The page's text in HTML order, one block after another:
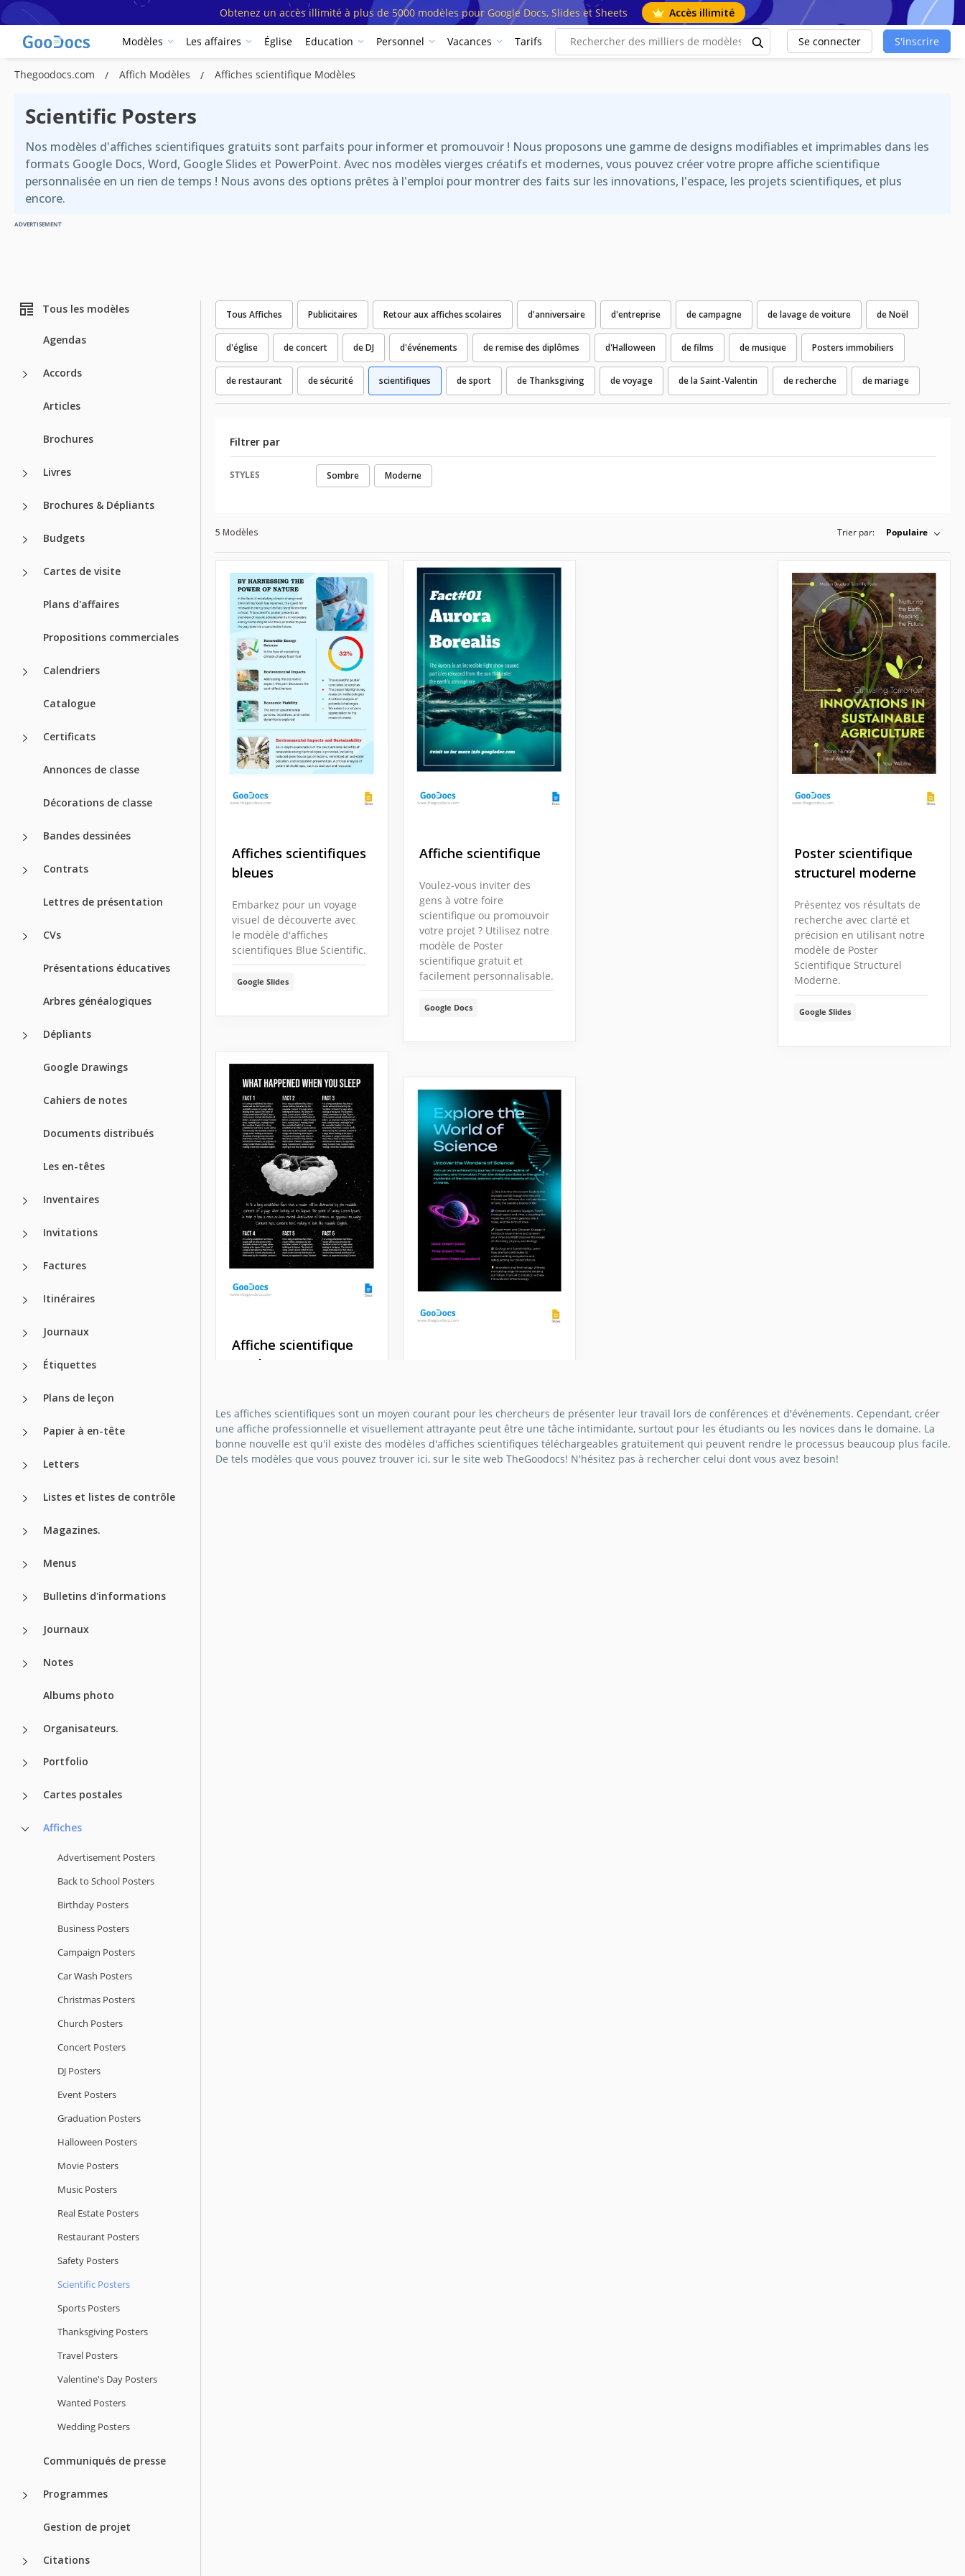
Obtenez un accès illimité à plus de 5000 modèles pour Google Docs, Slides et Sheets Accès illimité
Modèles Les affaires Église Education Personnel Vacances Tarifs Se connecter S'inscrire
Thegoodocs.com Affich Modèles Affiches scientifique Modèles
Scientific Posters
Nos modèles d'affiches scientifiques gratuits sont parfaits pour informer et promouvoir ! Nous proposons une gamme de designs modifiables et imprimables dans les
formats Google Docs, Word, Google Slides et PowerPoint. Avec nos modèles vierges créatifs et modernes, vous pouvez créer votre propre affiche scientifique
personnalisée en un rien de temps ! Nous avons des options prêtes à l'emploi pour montrer des faits sur les innovations, l'espace, les projets scientifiques, et plus
encore.
ADVERTISEMENT
Tous les modèles
Agendas
Accords
Articles
Brochures
Livres
Brochures & Dépliants
Budgets
Cartes de visite
Plans d'affaires
Propositions commerciales
Calendriers
Catalogue
Certificats
Annonces de classe
Décorations de classe
Bandes dessinées
Contrats
Lettres de présentation
CVs
Présentations éducatives
Arbres généalogiques
Dépliants
Google Drawings
Cahiers de notes
Documents distribués
Les en-têtes
Inventaires
Invitations
Factures
Itinéraires
Journaux
Étiquettes
Plans de leçon
Papier à en-tête
Letters
Listes et listes de contrôle
Magazines.
Menus
Bulletins d'informations
Journaux
Notes
Albums photo
Organisateurs.
Portfolio
Cartes postales
Affiches
Advertisement Posters
Back to School Posters
Birthday Posters
Business Posters
Campaign Posters
Car Wash Posters
Christmas Posters
Church Posters
Concert Posters
DJ Posters
Event Posters
Graduation Posters
Halloween Posters
Movie Posters
Music Posters
Real Estate Posters
Restaurant Posters
Safety Posters
Scientific Posters
Sports Posters
Thanksgiving Posters
Travel Posters
Valentine's Day Posters
Wanted Posters
Wedding Posters
Communiqués de presse
Programmes
Gestion de projet
Citations
Tous Affiches Publicitaires Retour aux affiches scolaires d'anniversaire d'entreprise de campagne de lavage de voiture de Noël
d'église de concert de DJ d'événements de remise des diplômes d'Halloween de films de musique Posters immobiliers
de restaurant de sécurité scientifiques de sport de Thanksgiving de voyage de la Saint-Valentin de recherche de mariage
Filtrer par
STYLES Sombre Moderne
5 Modèles Trier par: Populaire
Affiches scientifiques
bleues
Embarkez pour un voyage
visuel de découverte avec
le modèle d'affiches
scientifiques Blue Scientific.
Google Slides
Affiche scientifique
Voulez-vous inviter des
gens à votre foire
scientifique ou promouvoir
votre projet ? Utilisez notre
modèle de Poster
scientifique gratuit et
facilement personnalisable.
Google Docs
Poster scientifique
structurel moderne
Présentez vos résultats de
recherche avec clarté et
précision en utilisant notre
modèle de Poster
Scientifique Structurel
Moderne.
Google Slides
Affiche scientifique
sombre
scientifique est adapté
pour la conception dans
votre maison ou votre
bureau. Vous pouvez
Google Slides
Les affiches scientifiques sont un moyen courant pour les chercheurs de présenter leur travail lors de conférences et d'événements. Cependant, créer
une affiche professionnelle et visuellement attrayante peut être une tâche intimidante, surtout pour les étudiants ou les novices dans le domaine. La
bonne nouvelle est qu'il existe des modèles d'affiches scientifiques téléchargeables gratuitement qui peuvent rendre le processus beaucoup plus facile.
De tels modèles que vous pouvez trouver ici, sur le site web TheGoodocs! N'hésitez pas à rechercher celui dont vous avez besoin!